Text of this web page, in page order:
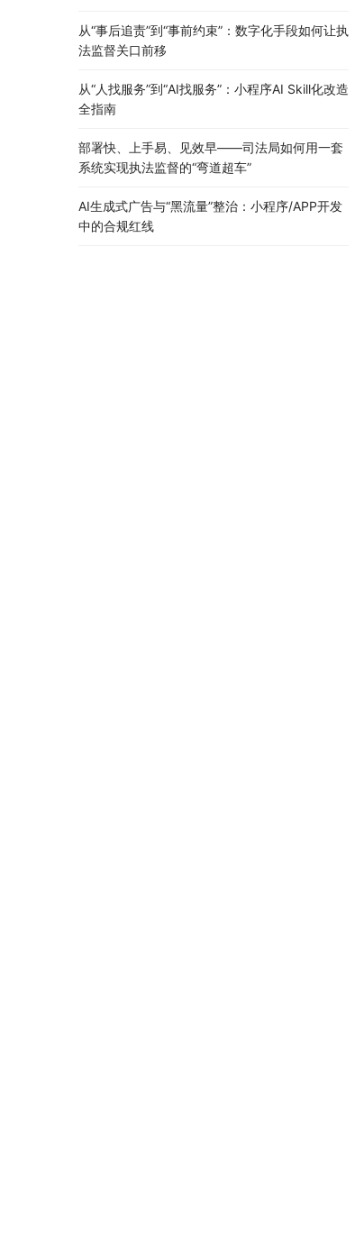
从“事后追责”到“事前约束”：数字化手段如何让执
法监督关口前移
从“人找服务”到“AI找服务”：小程序AI Skill化改造
全指南
部署快、上手易、见效早——司法局如何用一套
系统实现执法监督的“弯道超车”
AI生成式广告与“黑流量”整治：小程序/APP开发
中的合规红线